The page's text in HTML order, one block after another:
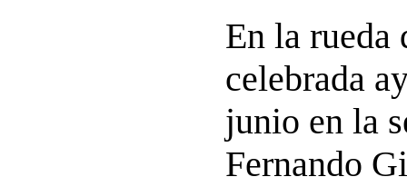
En la rueda
celebrada
junio en la
Fernando